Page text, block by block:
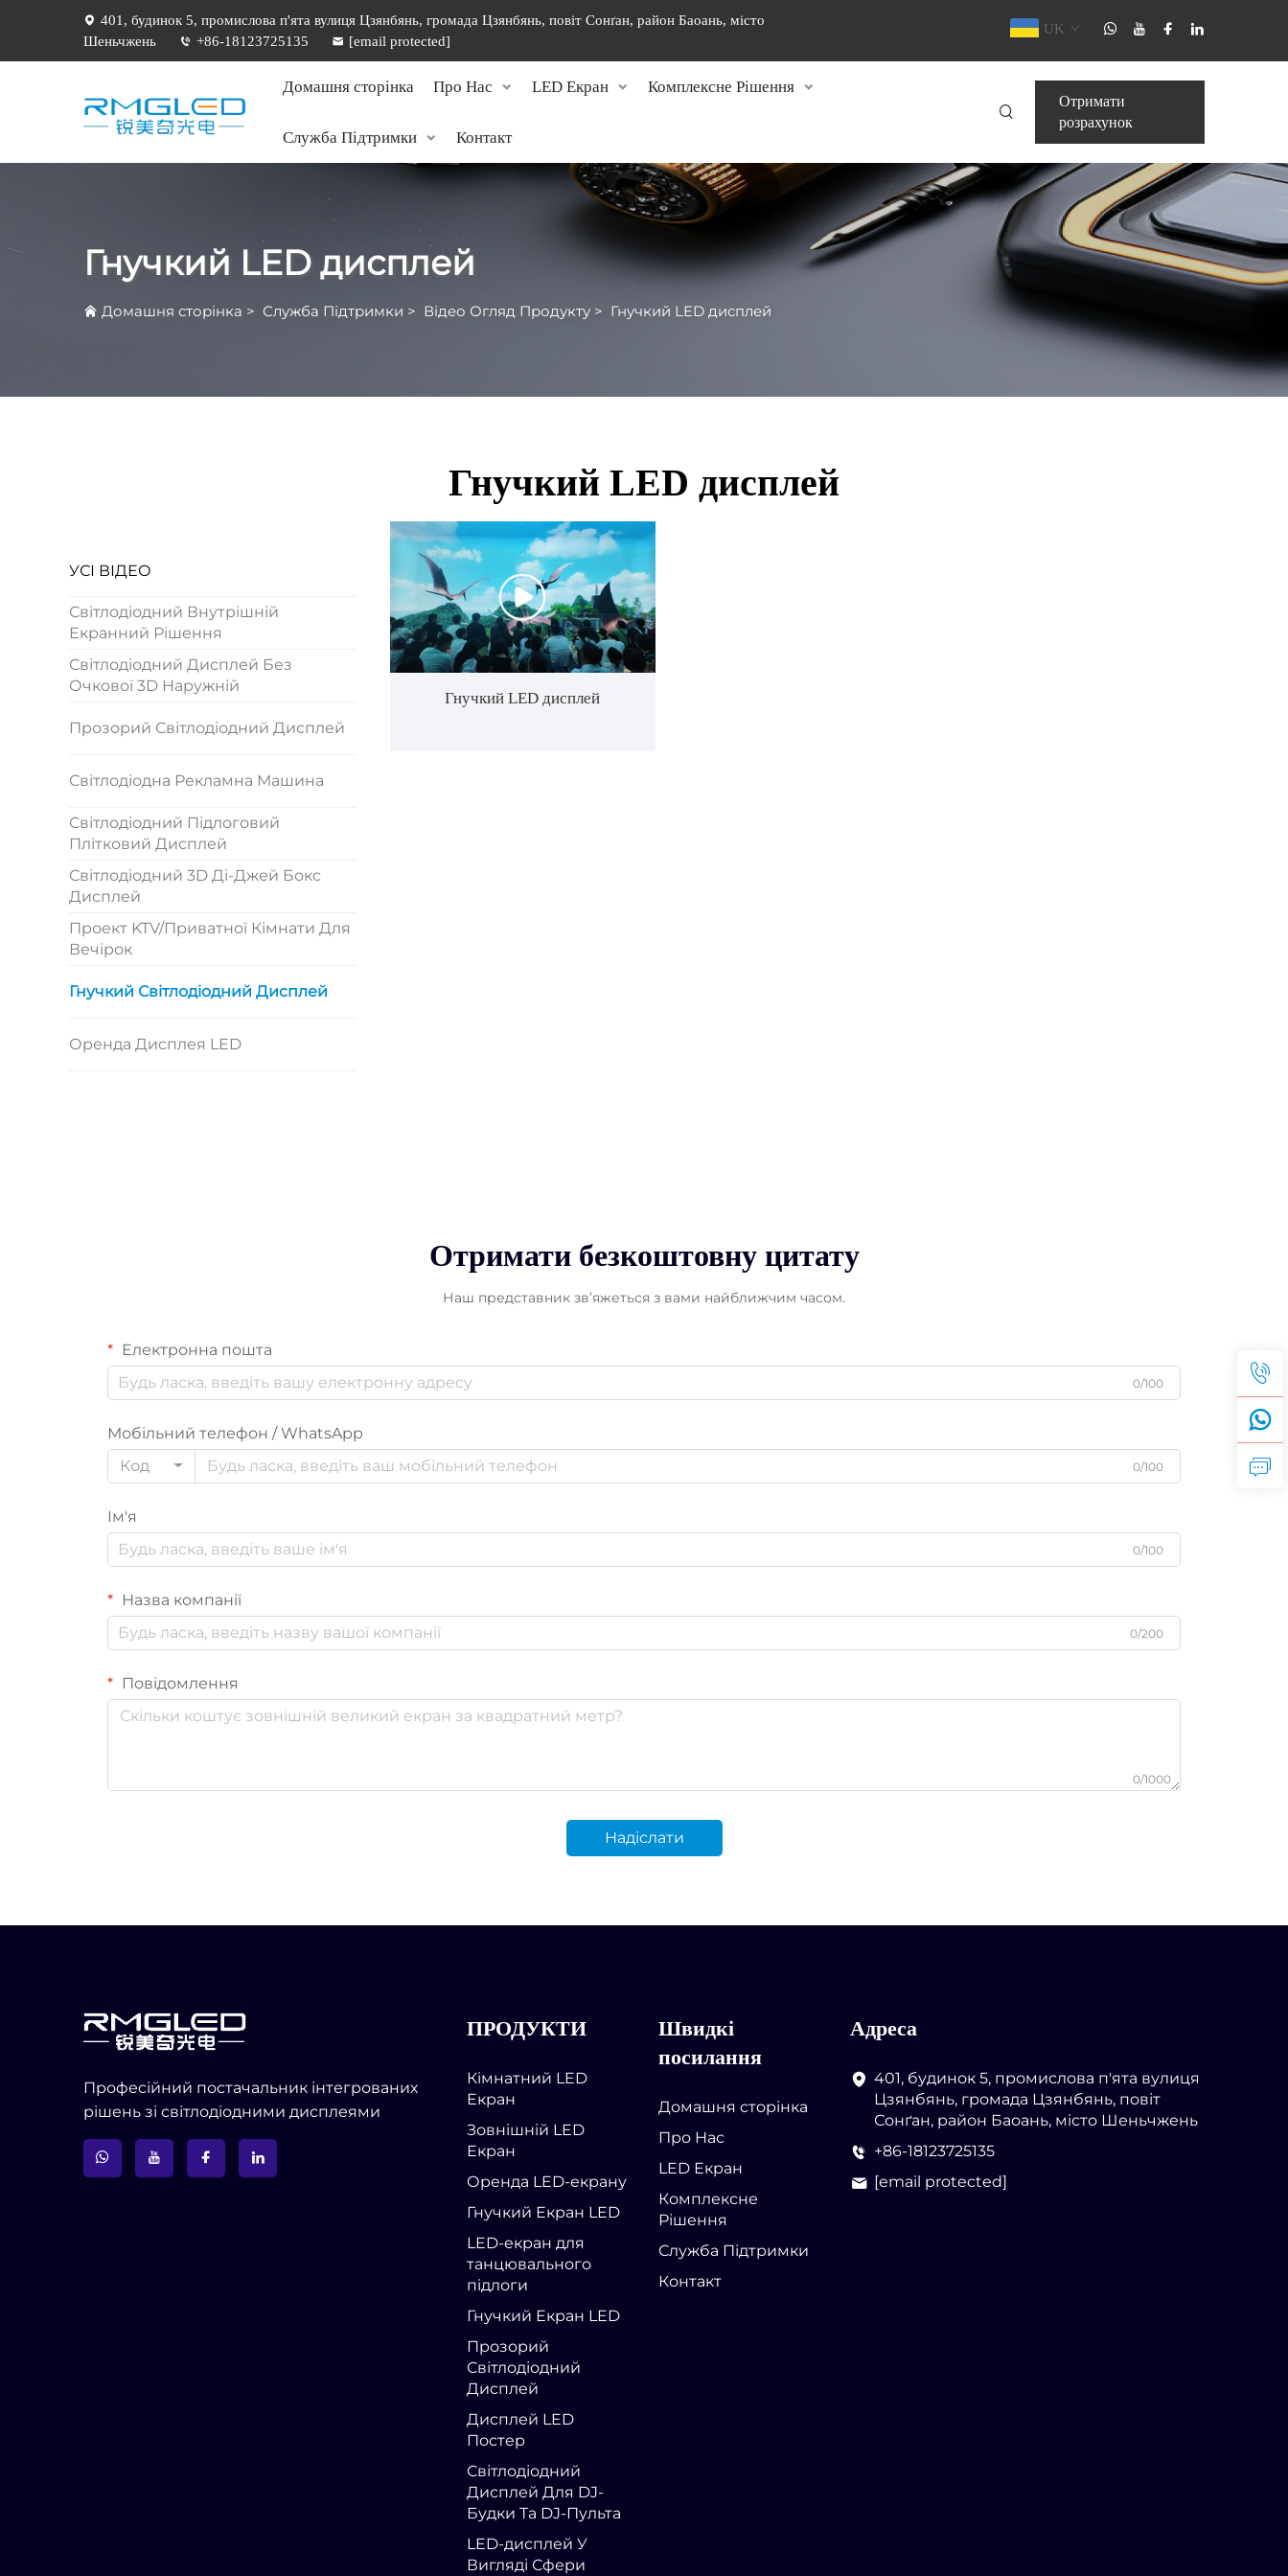
401, будинок 5, промислова п'ята вулиця Цзянбянь, громада Цзянбянь, повіт Сонґан, район Баоань, місто
Шеньчжень
+86-18123725135 [email protected]
UK
Домашня сторінка Про Нас LED Екран Комплексне Рішення
Служба Підтримки Контакт
Отримати
розрахунок
Гнучкий LED дисплей
Домашня сторінка > Служба Підтримки > Відео Огляд Продукту > Гнучкий LED дисплей
Гнучкий LED дисплей
УСІ ВІДЕО
Світлодіодний Внутрішній
Екранний Рішення
Світлодіодний Дисплей Без
Очкової 3D Наружній
Прозорий Світлодіодний Дисплей
Світлодіодна Рекламна Машина
Світлодіодний Підлоговий
Плітковий Дисплей
Світлодіодний 3D Ді-Джей Бокс
Дисплей
Проект KTV/приватної Кімнати Для
Вечірок
Гнучкий Світлодіодний Дисплей
Оренда Дисплея LED
Гнучкий LED дисплей
Отримати безкоштовну цитату
Наш представник зв’яжеться з вами найближчим часом.
Електронна пошта
0/100
Мобільний телефон / WhatsApp
Код
0/100
Ім'я
0/100
Назва компанії
0/200
Повідомлення
0/1000
Надіслати
Професійний постачальник інтегрованих
рішень зі світлодіодними дисплеями
ПРОДУКТИ
Кімнатний LED
Екран
Зовнішній LED
Екран
Оренда LED-екрану
Гнучкий Екран LED
LED-екран для
танцювального
підлоги
Гнучкий Екран LED
Прозорий
Світлодіодний
Дисплей
Дисплей LED
Постер
Світлодіодний
Дисплей Для DJ-
Будки Та DJ-Пульта
LED-дисплей У
Вигляді Сфери
Швидкі
посилання
Домашня сторінка
Про Нас
LED Екран
Комплексне
Рішення
Служба Підтримки
Контакт
Адреса
401, будинок 5, промислова п'ята вулиця
Цзянбянь, громада Цзянбянь, повіт
Сонґан, район Баоань, місто Шеньчжень
+86-18123725135
[email protected]